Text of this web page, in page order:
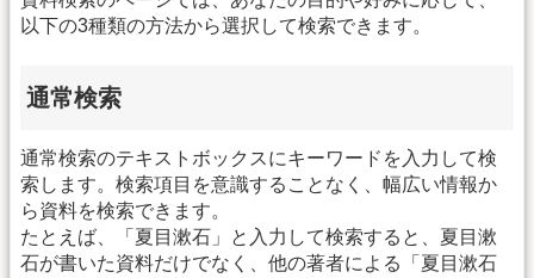
以下の3種類の方法から選択して検索できます。
通常検索
通常検索のテキストボックスにキーワードを入力して検
索します。検索項目を意識することなく、幅広い情報か
ら資料を検索できます。
たとえば、「夏目漱石」と入力して検索すると、夏目漱
石が書いた資料だけでなく、他の著者による「夏目漱石